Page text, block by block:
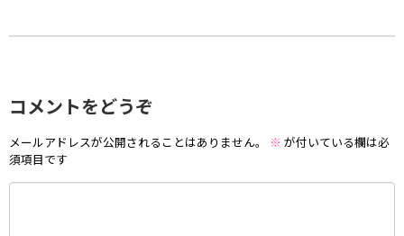
コメントをどうぞ
メールアドレスが公開されることはありません。 ※ が付いている欄は必
須項目です